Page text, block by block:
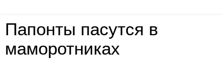
Папонты пасутся в
маморотниках